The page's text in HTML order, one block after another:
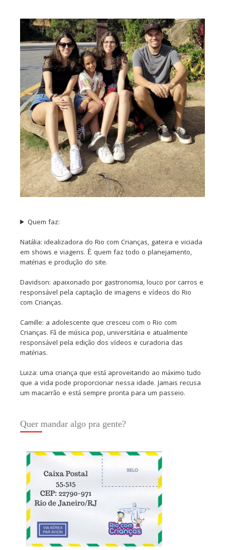
Quem faz:
Natália: idealizadora do Rio com Crianças, gateira e viciada
em shows e viagens. É quem faz todo o planejamento,
matérias e produção do site.
Davidson: apaixonado por gastronomia, louco por carros e
responsável pela captação de imagens e vídeos do Rio
com Crianças.
Camille: a adolescente que cresceu com o Rio com
Crianças. Fã de música pop, universitária e atualmente
responsável pela edição dos vídeos e curadoria das
matérias.
Luiza: uma criança que está aproveitando ao máximo tudo
que a vida pode proporcionar nessa idade. Jamais recusa
um macarrão e está sempre pronta para um passeio.
Quer mandar algo pra gente?